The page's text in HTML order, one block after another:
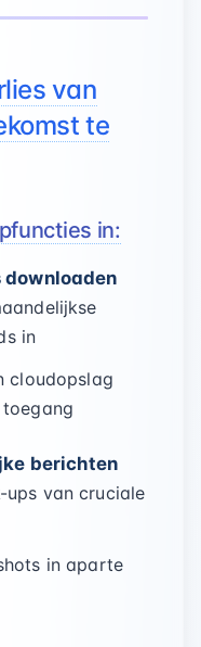
van
te
in:
in
cloudopslag
berichten
ups van cruciale
in aparte